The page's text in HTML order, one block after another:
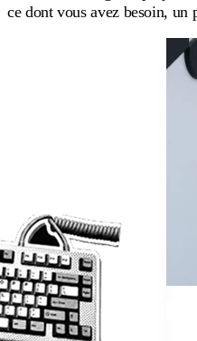
ce dont vous avez besoin, un